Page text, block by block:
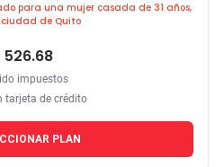
para una mujer casada de 31 años,
de Quito
526.68
impuestos
tarjeta de crédito
PLAN